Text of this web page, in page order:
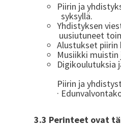
Piirin ja
syksyllä.
Yhdistyksen
uusiutuneet
Alustukset piirin
Musiikki
Digikoulutuksia
Piirin ja
·
3.3 Perinteet ovat